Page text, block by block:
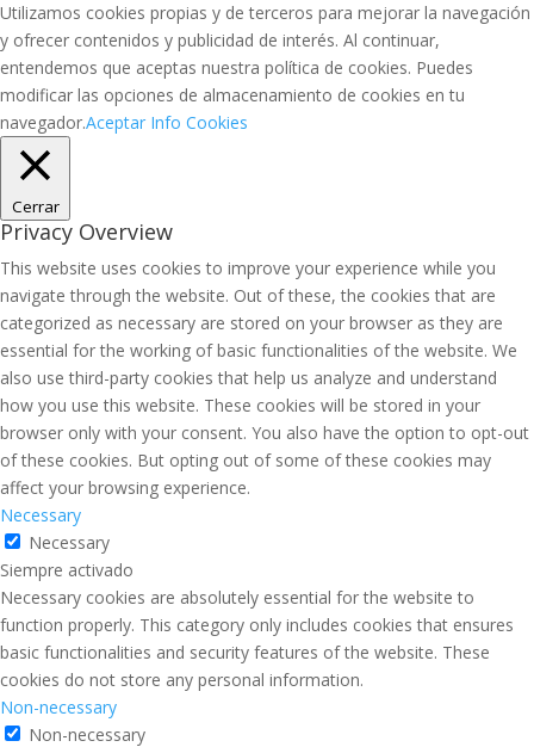
Utilizamos cookies propias y de terceros para mejorar la navegación
y ofrecer contenidos y publicidad de interés. Al continuar,
entendemos que aceptas nuestra política de cookies. Puedes
modificar las opciones de almacenamiento de cookies en tu
navegador.Aceptar Info Cookies
Cerrar
Privacy Overview
This website uses cookies to improve your experience while you
navigate through the website. Out of these, the cookies that are
categorized as necessary are stored on your browser as they are
essential for the working of basic functionalities of the website. We
also use third-party cookies that help us analyze and understand
how you use this website. These cookies will be stored in your
browser only with your consent. You also have the option to opt-out
of these cookies. But opting out of some of these cookies may
affect your browsing experience.
Necessary
Necessary
Siempre activado
Necessary cookies are absolutely essential for the website to
function properly. This category only includes cookies that ensures
basic functionalities and security features of the website. These
cookies do not store any personal information.
Non-necessary
Non-necessary